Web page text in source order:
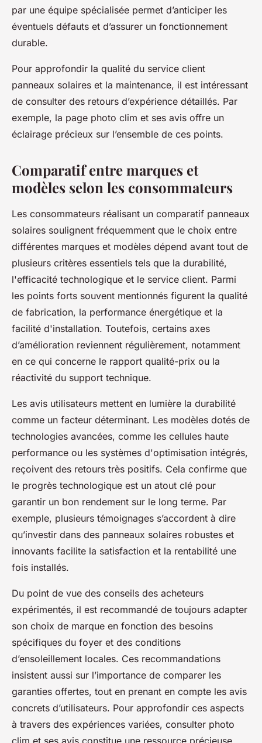
par une équipe spécialisée permet d’anticiper les
éventuels défauts et d’assurer un fonctionnement
durable.
Pour approfondir la qualité du service client
panneaux solaires et la maintenance, il est intéressant
de consulter des retours d’expérience détaillés. Par
exemple, la page photo clim et ses avis offre un
éclairage précieux sur l’ensemble de ces points.
Comparatif entre marques et
modèles selon les consommateurs
Les consommateurs réalisant un comparatif panneaux
solaires soulignent fréquemment que le choix entre
différentes marques et modèles dépend avant tout de
plusieurs critères essentiels tels que la durabilité,
l'efficacité technologique et le service client. Parmi
les points forts souvent mentionnés figurent la qualité
de fabrication, la performance énergétique et la
facilité d'installation. Toutefois, certains axes
d’amélioration reviennent régulièrement, notamment
en ce qui concerne le rapport qualité-prix ou la
réactivité du support technique.
Les avis utilisateurs mettent en lumière la durabilité
comme un facteur déterminant. Les modèles dotés de
technologies avancées, comme les cellules haute
performance ou les systèmes d'optimisation intégrés,
reçoivent des retours très positifs. Cela confirme que
le progrès technologique est un atout clé pour
garantir un bon rendement sur le long terme. Par
exemple, plusieurs témoignages s’accordent à dire
qu’investir dans des panneaux solaires robustes et
innovants facilite la satisfaction et la rentabilité une
fois installés.
Du point de vue des conseils des acheteurs
expérimentés, il est recommandé de toujours adapter
son choix de marque en fonction des besoins
spécifiques du foyer et des conditions
d’ensoleillement locales. Ces recommandations
insistent aussi sur l’importance de comparer les
garanties offertes, tout en prenant en compte les avis
concrets d’utilisateurs. Pour approfondir ces aspects
à travers des expériences variées, consulter photo
clim et ses avis constitue une ressource précieuse